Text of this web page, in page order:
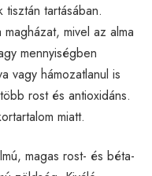
tartásában.
mivel az alma
mennyiségben
vagy hámozatlanul is
rost és antioxidáns.
miatt.
magas rost- és béta-